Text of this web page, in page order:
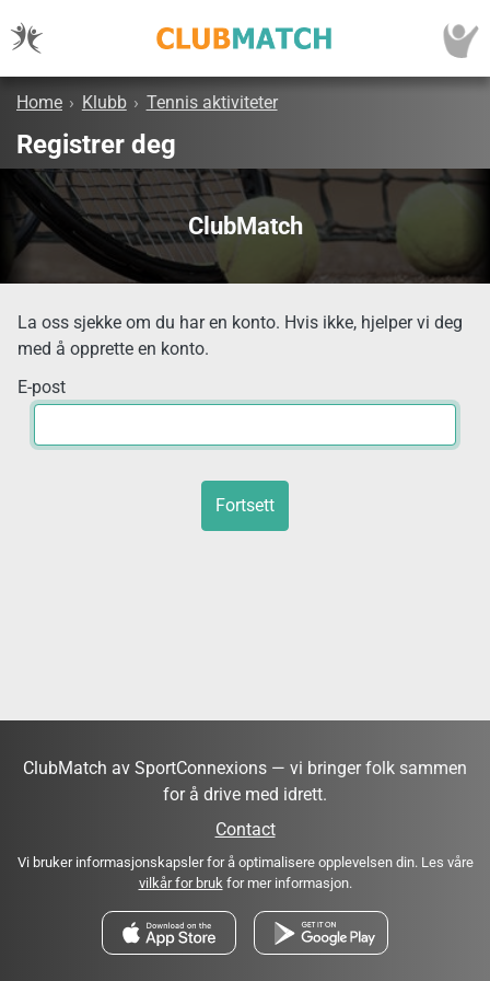
Home › Klubb › Tennis aktiviteter
Registrer deg
ClubMatch
La oss sjekke om du har en konto. Hvis ikke, hjelper vi deg
med å opprette en konto.
E-post
Fortsett
ClubMatch av SportConnexions — vi bringer folk sammen
for å drive med idrett.
Contact
Vi bruker informasjonskapsler for å optimalisere opplevelsen din. Les våre
vilkår for brukfor mer informasjon.